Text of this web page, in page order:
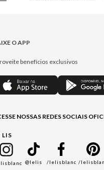
O APP
benefícios exclusivos
NOSSAS REDES SOCIAIS
LIS
@lelis /lelisblanc /